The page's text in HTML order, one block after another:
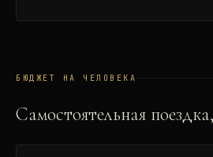
БЮДЖЕТ НА ЧЕЛОВЕКА
Самостоятельная